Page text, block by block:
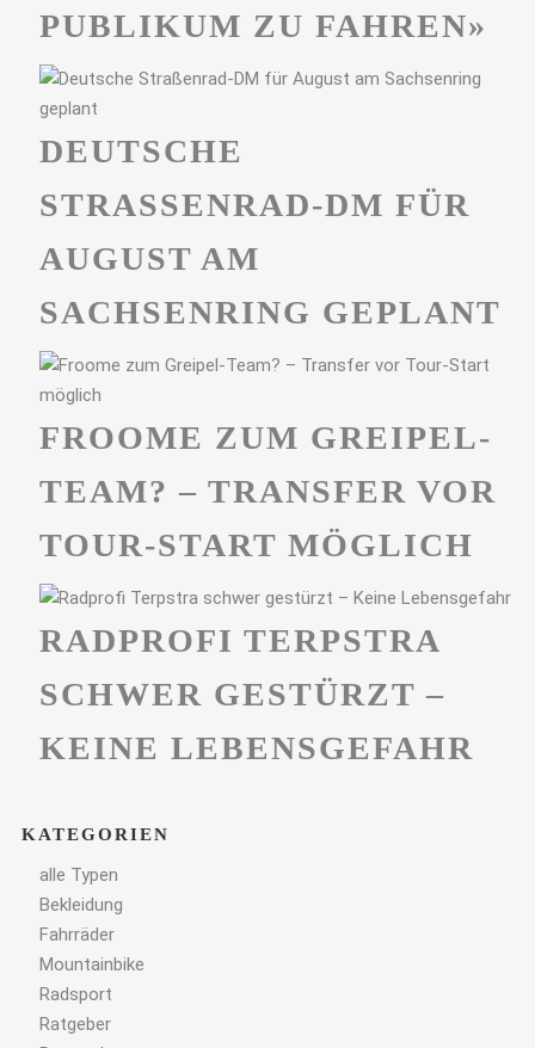
PUBLIKUM ZU FAHREN»
DEUTSCHE
STRASSENRAD-DM FÜR A
UGUST AM S
ACHSENRING GEPLANT
FROOME ZUM GREIPEL-
TEAM? – TRANSFER VOR
TOUR-START MÖGLICH
RADPROFI TERPSTRA
SCHWER GESTÜRZT –
KEINE LEBENSGEFAHR
KATEGORIEN
alle Typen
Bekleidung
Fahrräder
Mountainbike
Radsport
Ratgeber